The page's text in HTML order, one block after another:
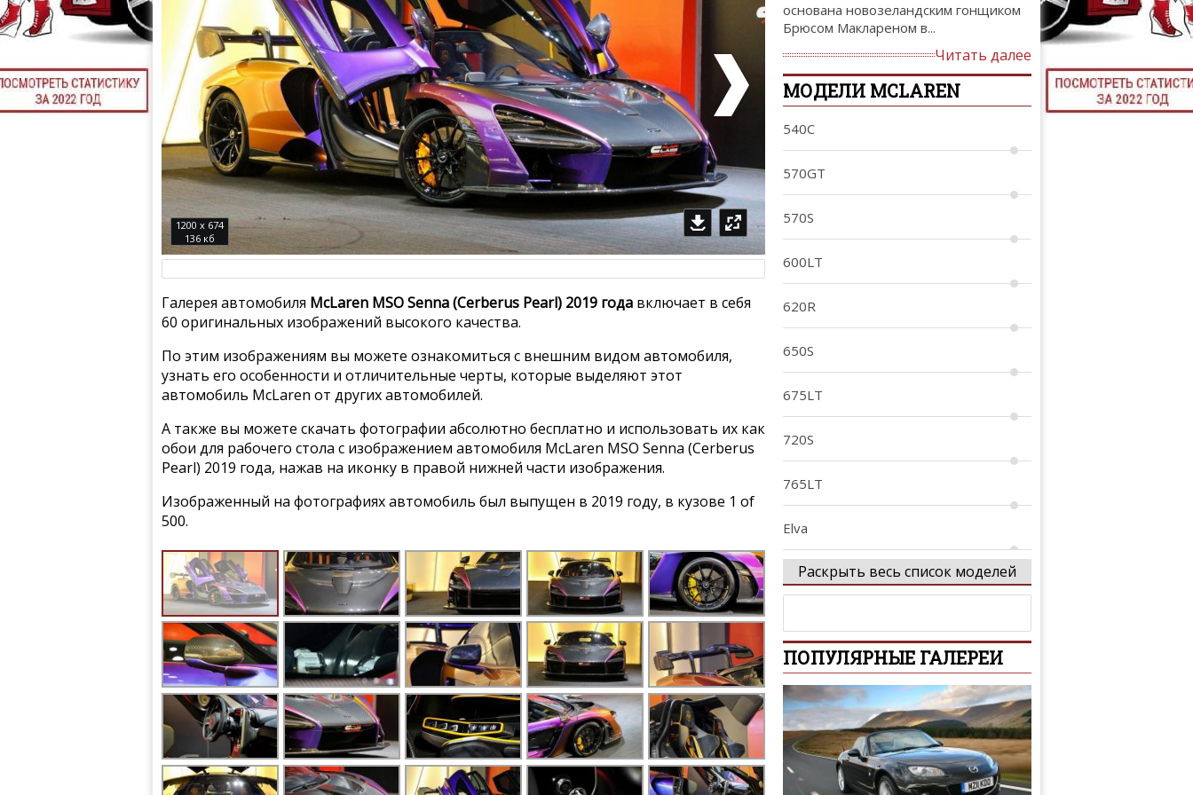
ТЮНИНГ
1200 x 674
136 кб
Галерея автомобиля McLaren MSO Senna (Cerberus Pearl) 2019 года включает в себя
60 оригинальных изображений высокого качества.
По этим изображениям вы можете ознакомиться с внешним видом автомобиля,
узнать его особенности и отличительные черты, которые выделяют этот
автомобиль McLaren от других автомобилей.
А также вы можете скачать фотографии абсолютно бесплатно и использовать их как
обои для рабочего стола с изображением автомобиля McLaren MSO Senna (Cerberus
Pearl) 2019 года, нажав на иконку в правой нижней части изображения.
Изображенный на фотографиях автомобиль был выпущен в 2019 году, в кузове 1 of
500.
основана новозеландским гонщиком
Брюсом Маклареном в...
Читать далее
МОДЕЛИ MCLAREN
540C
570GT
570S
600LT
620R
650S
675LT
720S
765LT
Elva
MP4-12C
P1
Senna
Раскрыть весь список моделей
ПОПУЛЯРНЫЕ ГАЛЕРЕИ